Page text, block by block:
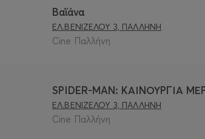
Βαϊάνα
ΕΛ.ΒΕΝΙΖΕΛΟΥ 3, ΠΑΛΛΗΝΗ
Cine Παλλήνη
SPIDER-MAN: ΚΑΙΝΟΥΡΓΙΑ
ΕΛ.ΒΕΝΙΖΕΛΟΥ 3, ΠΑΛΛΗΝΗ
Cine Παλλήνη